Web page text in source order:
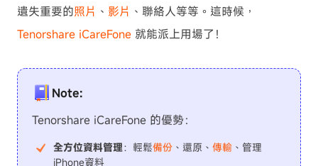
遺失重要的照片 、 影片 、聯絡人等等。這時候，
Tenorshare iCareFone 就能派上用場了！
Note:
Tenorshare iCareFone 的優勢：
全方位資料管理：輕鬆備份 、還原、 傳輸 、管理
iPhone資料